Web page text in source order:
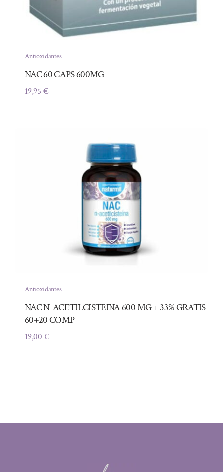
Antioxidantes
NAC 60 CAPS 600MG
19,95 €
Antioxidantes
NAC N-ACETILCISTEINA 600 MG + 33% GRATIS
60+20 COMP
19,00 €